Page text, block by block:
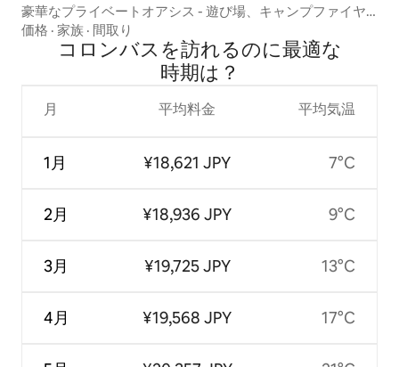
豪華なプライベートオアシス - 遊び場、キャンプファイヤ
ー、ペット
価格 · 家族 · 間取り
コロンバスを訪⁠れ⁠るの⁠に最⁠適⁠な
時⁠期⁠は⁠？
月
1月
2月
3月
4月
平均料金
¥18,621 JPY
¥18,936 JPY
¥19,725 JPY
¥19,568 JPY
平均気温
7°C
9°C
13°C
17°C